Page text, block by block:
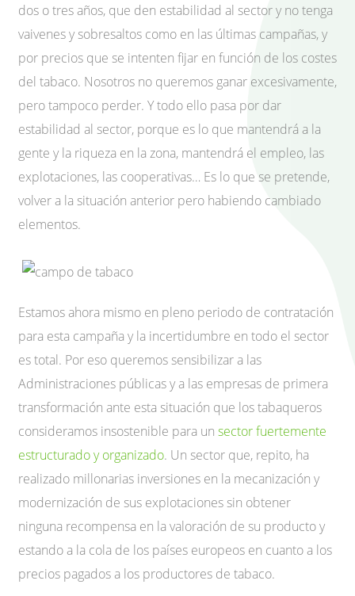
dos o tres años, que den estabilidad al sector y no tenga
vaivenes y sobresaltos como en las últimas campañas, y
por precios que se intenten fijar en función de los costes
del tabaco. Nosotros no queremos ganar excesivamente,
pero tampoco perder. Y todo ello pasa por dar
estabilidad al sector, porque es lo que mantendrá a la
gente y la riqueza en la zona, mantendrá el empleo, las
explotaciones, las cooperativas… Es lo que se pretende,
volver a la situación anterior pero habiendo cambiado
elementos.
Estamos ahora mismo en pleno periodo de contratación
para esta campaña y la incertidumbre en todo el sector
es total. Por eso queremos sensibilizar a las
Administraciones públicas y a las empresas de primera
transformación ante esta situación que los tabaqueros
consideramos insostenible para un sector fuertemente
estructurado y organizado. Un sector que, repito, ha
realizado millonarias inversiones en la mecanización y
modernización de sus explotaciones sin obtener
ninguna recompensa en la valoración de su producto y
estando a la cola de los países europeos en cuanto a los
precios pagados a los productores de tabaco.